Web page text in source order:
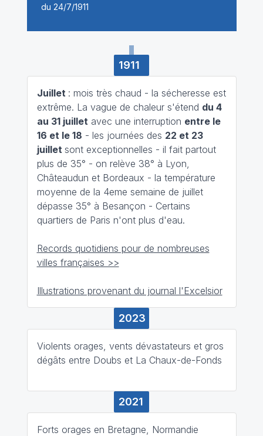
1911
Juillet : mois très chaud - la sécheresse est
extrême. La vague de chaleur s'étend du 4
au 31 juillet avec une interruption entre le
16 et le 18 - les journées des 22 et 23
juillet sont exceptionnelles - il fait partout
plus de 35° - on relève 38° à Lyon,
Châteaudun et Bordeaux - la température
moyenne de la 4eme semaine de juillet
dépasse 35° à Besançon - Certains
quartiers de Paris n'ont plus d'eau.
Records quotidiens pour de nombreuses
villes françaises >>
Illustrations provenant du journal l'Excelsior
2023
Violents orages, vents dévastateurs et gros
dégâts entre Doubs et La Chaux-de-Fonds
2021
Forts orages en Bretagne, Normandie